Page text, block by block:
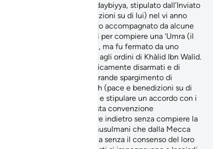
riferisce al patto di Hudaybiyya, stipulato dall’Inviato
di Allah (pace e benedizioni su di lui) nel vi anno
dall’Egira. Egli era partito accompagnato da alcune
centinaia di musulmani per compiere una ‘Umra (il
piccolo pellegrinaggio), ma fu fermato da uno
squadrone di cavalleria agli ordini di Khàlid Ibn Walìd.
I musulmani erano praticamente disarmati e di
fronte al rischio di un grande spargimento di
sangue, l’Inviato di Allah (pace e benedizioni su di
lui) accettò di fermarsi e stipulare un accordo con i
Quraysh. In base a questa convenzione
egli accettava di tornare indietro senza compiere la
‘Umra e di restituire i musulmani che dalla Mecca
fossero fuggiti a Medina senza il consenso del loro